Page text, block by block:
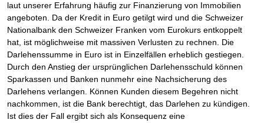
laut unserer Erfahrung häufig zur Finanzierung von Immobilien
angeboten. Da der Kredit in Euro getilgt wird und die Schweizer
Nationalbank den Schweizer Franken vom Eurokurs entkoppelt
hat, ist möglichweise mit massiven Verlusten zu rechnen. Die
Darlehenssumme in Euro ist in Einzelfällen erheblich gestiegen.
Durch den Anstieg der ursprünglichen Darlehensschuld können
Sparkassen und Banken nunmehr eine Nachsicherung des
Darlehens verlangen. Können Kunden diesem Begehren nicht
nachkommen, ist die Bank berechtigt, das Darlehen zu kündigen.
Ist dies der Fall ergibt sich als Konsequenz eine